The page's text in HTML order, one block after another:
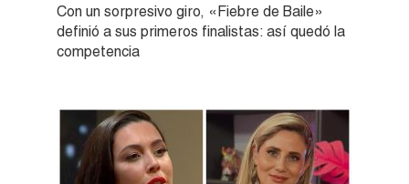
Con un sorpresivo giro, «Fiebre de Baile»
definió a sus primeros finalistas: así quedó la
competencia